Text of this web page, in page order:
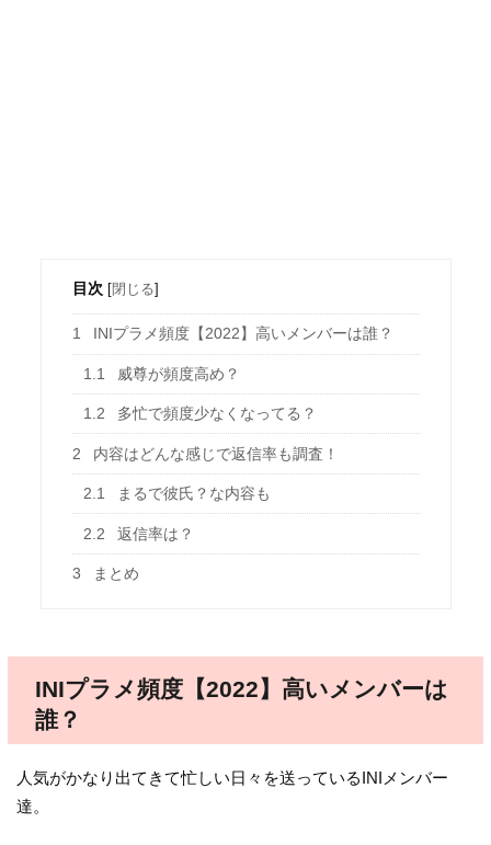
目次 [閉じる]
1 INIプラメ頻度【2022】高いメンバーは誰？
1.1 威尊が頻度高め？
1.2 多忙で頻度少なくなってる？
2 内容はどんな感じで返信率も調査！
2.1 まるで彼氏？な内容も
2.2 返信率は？
3 まとめ
INIプラメ頻度【2022】高いメンバーは
誰？
人気がかなり出てきて忙しい日々を送っているINIメンバー
達。